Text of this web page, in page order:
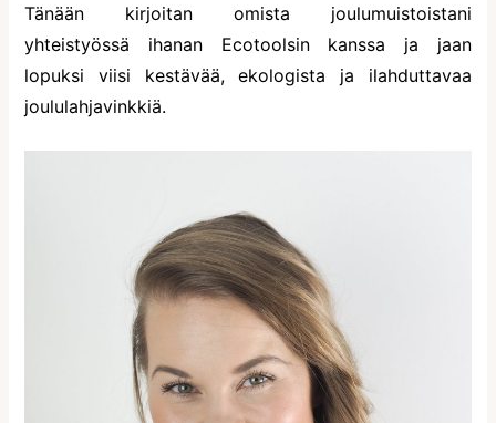
Tänään kirjoitan omista joulumuistoistani
yhteistyössä ihanan Ecotoolsin kanssa ja jaan
lopuksi viisi kestävää, ekologista ja ilahduttavaa
joululahjavinkkiä.